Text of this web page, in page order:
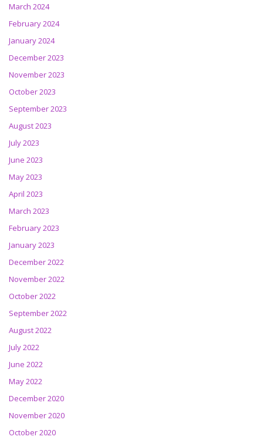
March 2024
February 2024
January 2024
December 2023
November 2023
October 2023
September 2023
August 2023
July 2023
June 2023
May 2023
April 2023
March 2023
February 2023
January 2023
December 2022
November 2022
October 2022
September 2022
August 2022
July 2022
June 2022
May 2022
December 2020
November 2020
October 2020